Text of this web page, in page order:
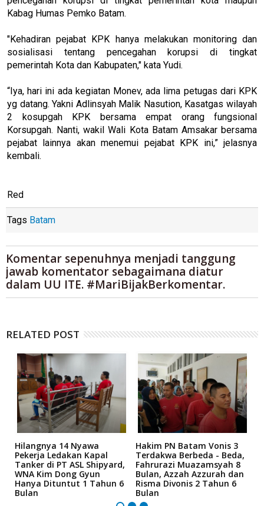
Kabag Humas Pemko Batam.
"Kehadiran pejabat KPK hanya melakukan monitoring dan
sosialisasi tentang pencegahan korupsi di tingkat
pemerintah Kota dan Kabupaten," kata Yudi.
“Iya, hari ini ada kegiatan Monev, ada lima petugas dari KPK
yg datang. Yakni Adlinsyah Malik Nasution, Kasatgas wilayah
2 kosupgah KPK bersama empat orang fungsional
Korsupgah. Nanti, wakil Wali Kota Batam Amsakar bersama
pejabat lainnya akan menemui pejabat KPK ini,” jelasnya
kembali.
Red
Tags Batam
Komentar sepenuhnya menjadi tanggung
jawab komentator sebagaimana diatur
dalam UU ITE. #MariBijakBerkomentar.
RELATED POST
Hilangnya 14 Nyawa
Pekerja Ledakan Kapal
Tanker di PT ASL Shipyard,
WNA Kim Dong Gyun
Hanya Dituntut 1 Tahun 6
Bulan
Hakim PN Batam Vonis 3
Terdakwa Berbeda - Beda,
Fahrurazi Muazamsyah 8
Bulan, Azzah Azzurah dan
Risma Divonis 2 Tahun 6
Bulan